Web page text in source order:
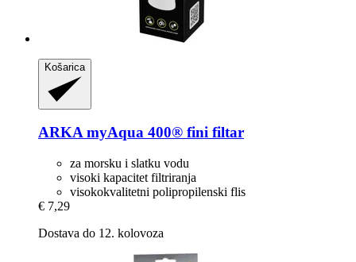
Košarica
ARKAmyAqua 400® fini filtar
za morsku i slatku vodu
visoki kapacitet filtriranja
visokokvalitetni polipropilenski flis
€ 7,29
Dostava do 12. kolovoza